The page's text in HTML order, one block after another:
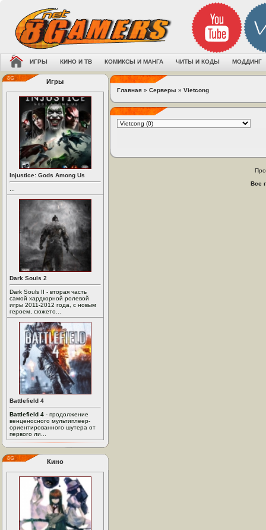
ИГРЫ КИНО И ТВ КОМИКСЫ И МАНГА ЧИТЫ И КОДЫ МОДДИНГ
Игры
Injustice: Gods Among Us
Dark Souls 2
Dark Souls II - вторая часть
самой хардкорной ролевой
игры 2011-2012 года, с новым
героем, сюжето...
Battlefield 4
Battlefield 4 - продолжение
венценосного мультиплеер-
ориентированного шутера от
первого ли...
Кино
Главная » Серверы » Vietcong
Все